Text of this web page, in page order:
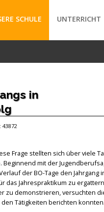
SCHULE UNTERRICHT
in
43872
Frage stellten sich über viele
Beginnend mit der
der BO-Tage den Jahrgang
das Jahrespraktikum zu
zu demonstrieren, versuchten
Tätigkeiten berichten konnten.